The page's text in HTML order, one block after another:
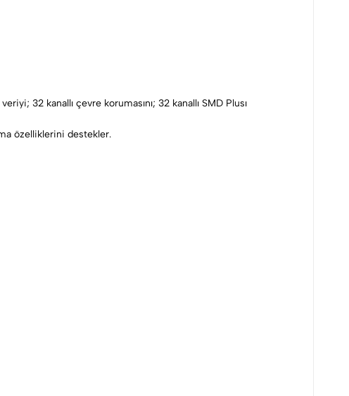
32 kanallı çevre korumasını; 32 kanallı SMD Plusı
özelliklerini destekler.